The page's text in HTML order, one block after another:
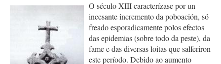
O século XIII caracterízase por un
incesante incremento da poboación, só
freado esporadicamente polos efectos
das epidemias (sobre todo da peste), da
fame e das diversas loitas que salferiron
este período. Debido ao aumento